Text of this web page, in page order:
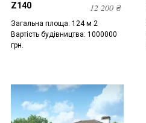
Z140 12 200₴
Загальна площа: 124 м 2
Вартість будівництва: 1000000
грн.